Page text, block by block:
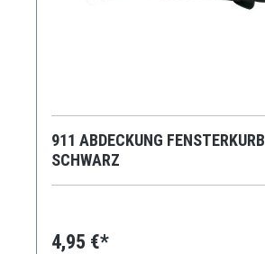
911 ABDECKUNG
SCHWARZ
4,95 €*